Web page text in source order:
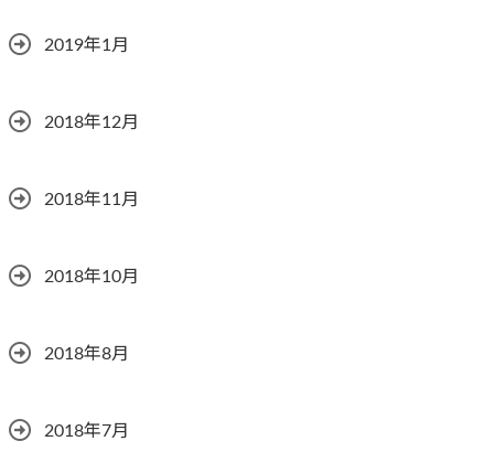
2019年1月
2018年12月
2018年11月
2018年10月
2018年8月
2018年7月